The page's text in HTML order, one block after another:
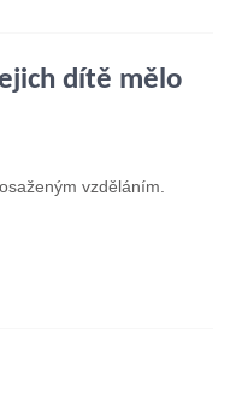
dítě mělo
vzděláním.